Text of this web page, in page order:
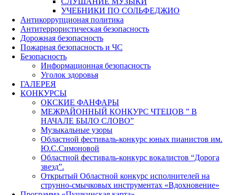
УЧЕБНИКИ ПО СОЛЬФЕДЖИО
Антикоррупционая политика
Антитеррористическая безопасность
Дорожная безопасность
Пожарная безопасность и ЧС
Безопасность
Информационная безопасность
Уголок здоровья
ГАЛЕРЕЯ
КОНКУРСЫ
ОКСКИЕ ФАНФАРЫ
МЕЖРАЙОННЫЙ КОНКУРС ЧТЕЦОВ ” В
НАЧАЛЕ БЫЛО СЛОВО”
Музыкальные узоры
Областной фестиваль-конкурс юных пианистов им.
Ю.С.Симоновой
Областной фестиваль-конкурс вокалистов “Дорога
звезд”.
Открытый Областной конкурс исполнителей на
струнно-смычковых инструментах «Вдохновение»